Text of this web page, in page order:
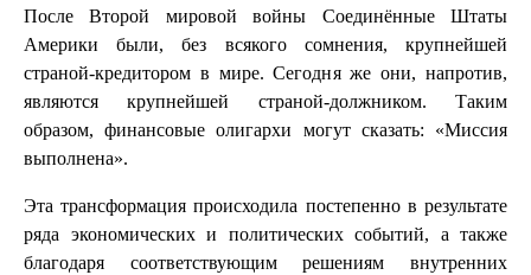
После Второй мировой войны Соединённые Штаты
Америки были, без всякого сомнения, крупнейшей
страной-кредитором в мире. Сегодня же они, напротив,
являются крупнейшей страной-должником. Таким
образом, финансовые олигархи могут сказать: «Миссия
выполнена».
Эта трансформация происходила постепенно в результате
ряда экономических и политических событий, а также
благодаря соответствующим решениям внутренних